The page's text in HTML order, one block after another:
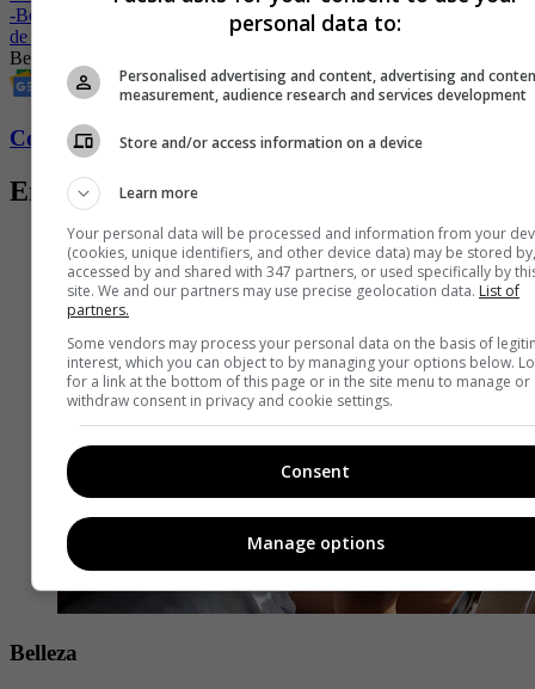
-Belah Beauty celebra la esencia colombiana con una edición llena
de color y sabor
Belleza
Conozca más de Fucsia aquí
Entradas relacionadas
Belleza
personal data to:
Personalised advertising and content, advertising and
measurement, audience research and services development
Store and/or access information on a device
Learn more
Your personal data will be processed and information from your
(cookies, unique identifiers, and other device data) may be stored by,
accessed by and shared with 347 partners, or used specifically by
site. We and our partners may use precise geolocation data. List of
partners.
Some vendors may process your personal data on the basis of
interest, which you can object to by managing your options below.
for a link at the bottom of this page or in the site menu to manage or
withdraw consent in privacy and cookie settings.
Consent
Manage options